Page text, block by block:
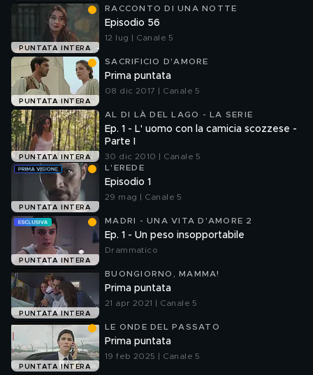
PUNTATA INTERA
RACCONTO DI UNA NOTTE
Episodio 56
12 lug | Canale 5
PUNTATA INTERA
SACRIFICIO D'AMORE
Prima puntata
08 dic 2017 | Canale 5
PUNTATA INTERA
AL DI LÀ DEL LAGO - LA SERIE
Ep. 1 - L' uomo con la camicia scozzese -
Parte I
30 dic 2010 | Canale 5
PUNTATA INTERA
L'EREDE
Episodio 1
29 mag | Canale 5
PUNTATA INTERA
MADRI - UNA VITA D'AMORE 2
Ep. 1 - Un peso insopportabile
Drammatico
PUNTATA INTERA
BUONGIORNO, MAMMA!
Prima puntata
21 apr 2021 | Canale 5
PUNTATA INTERA
LE ONDE DEL PASSATO
Prima puntata
19 feb 2025 | Canale 5